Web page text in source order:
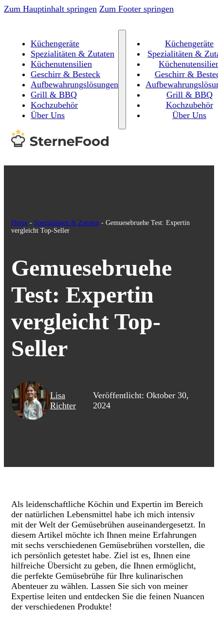
Zum Hauptinhalt springen Zum Footer springen
Küchengeräte
Spezialitäten & Zutaten
Küchenutensilien
Geschirr & Besteck
Aufbewahrungslösungen
Grill & BBQ
Kochzubehör
Über Uns
Küchengeräte
Spezialitäten &
Geschirr &
Grill & BBQ
Kochzubehör
Über Uns
Home - Spezialitäten & Zutaten - Gemuesebruehe Test: Expertin
vergleicht Top-Seller
Gemuesebruehe
Test: Expertin
vergleicht Top-
Seller
Lisa
Richter
Veröffentlicht: Oktober 30,
2024
Als leidenschaftliche Köchin und Expertin im Bereich
der natürlichen Lebensmittel habe ich mich intensiv
mit der Welt der Gemüsebrühen auseinandergesetzt. In
diesem Artikel möchte ich Ihnen meine Erfahrungen
mit sechs verschiedenen Gemüsebrühen vorstellen, die
ich persönlich getestet habe. Ziel ist es, Ihnen eine
hilfreiche Übersicht zu geben, die Ihnen ermöglicht,
die perfekte Gemüsebrühe für Ihre kulinarischen
Abenteuer zu wählen. Lassen Sie sich von meiner
Expertise leiten und entdecken Sie die feinen Nuancen
der verschiedenen Produkte!